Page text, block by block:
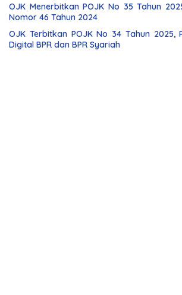
OJK Menerbitkan POJK No 35 Tahun
Nomor 46 Tahun 2024
OJK Terbitkan POJK No 34 Tahun 2025,
Digital BPR dan BPR Syariah